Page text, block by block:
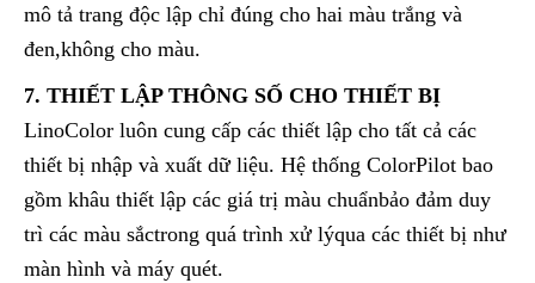
mô tả trang độc lập chỉ đúng cho hai màu trắng và
đen,không cho màu.
7. THIẾT LẬP THÔNG SỐ CHO THIẾT BỊ
LinoColor luôn cung cấp các thiết lập cho tất cả các
thiết bị nhập và xuất dữ liệu. Hệ thống ColorPilot bao
gồm khâu thiết lập các giá trị màu chuẩnbảo đảm duy
trì các màu sắctrong quá trình xử lýqua các thiết bị như
màn hình và máy quét.